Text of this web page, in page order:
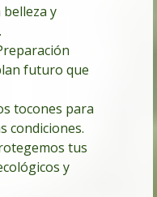
y
futuro que
tocones para
condiciones.
tus
y